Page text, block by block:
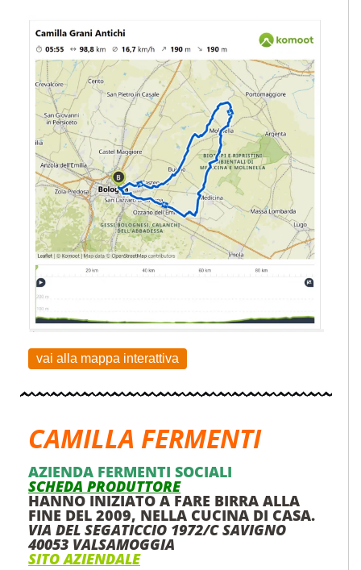
vai alla mappa interattiva
CAMILLA FERMENTI
AZIENDA FERMENTI SOCIALI
SCHEDA PRODUTTORE
HANNO INIZIATO A FARE BIRRA ALLA
FINE DEL 2009, NELLA CUCINA DI CASA.
VIA DEL SEGATICCIO 1972/C SAVIGNO
40053 VALSAMOGGIA
SITO AZIENDALE